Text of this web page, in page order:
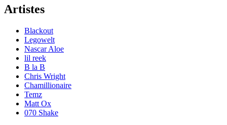
Artistes
Blackout
Legowelt
Nascar Aloe
lil reek
B la B
Chris Wright
Chamillionaire
Temz
Matt Ox
070 Shake